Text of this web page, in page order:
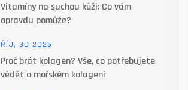
Vitamíny na suchou kůži: Co vám
opravdu pomůže?
ŘÍJ, 30 2025
Proč brát kolagen? Vše, co potřebujete
vědět o mořském kolageni